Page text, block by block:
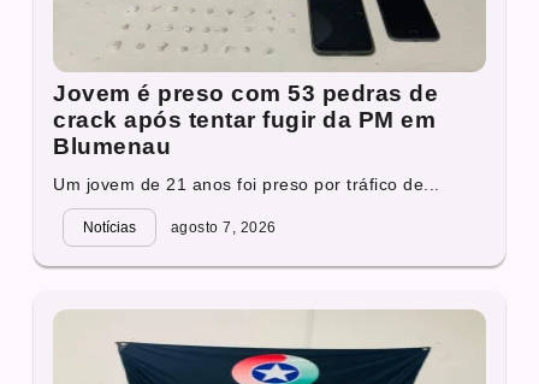
Jovem é preso com 53 pedras de
crack após tentar fugir da PM em
Blumenau
Um jovem de 21 anos foi preso por tráfico de...
Notícias agosto 7, 2026